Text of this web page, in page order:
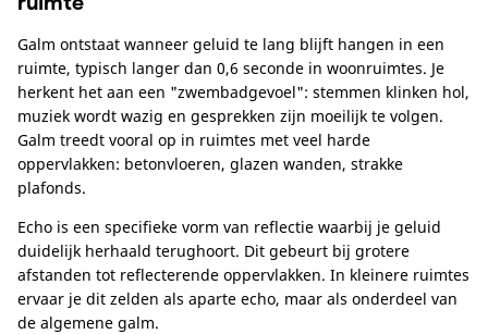
Galm ontstaat wanneer geluid te lang blijft hangen in een
ruimte, typisch langer dan 0,6 seconde in woonruimtes. Je
herkent het aan een "zwembadgevoel": stemmen klinken hol,
muziek wordt wazig en gesprekken zijn moeilijk te volgen.
Galm treedt vooral op in ruimtes met veel harde
oppervlakken: betonvloeren, glazen wanden, strakke
plafonds.
Echo is een specifieke vorm van reflectie waarbij je geluid
duidelijk herhaald terughoort. Dit gebeurt bij grotere
afstanden tot reflecterende oppervlakken. In kleinere ruimtes
ervaar je dit zelden als aparte echo, maar als onderdeel van
de algemene galm.